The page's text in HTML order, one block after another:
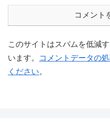
コメント
このサイトはスパムを低減
います。
コメントデータの
ください。